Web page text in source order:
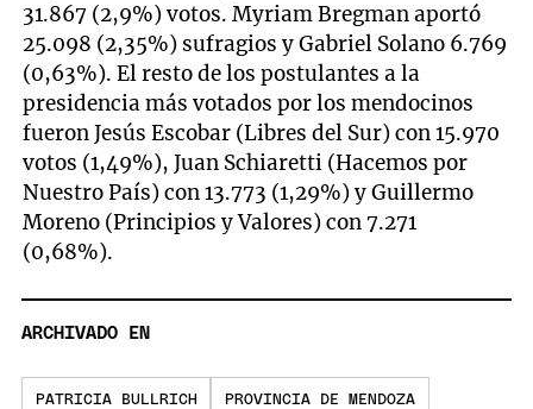
31.867 (2,9%) votos. Myriam Bregman aportó
25.098 (2,35%) sufragios y Gabriel Solano 6.769
(0,63%). El resto de los postulantes a la
presidencia más votados por los mendocinos
fueron Jesús Escobar (Libres del Sur) con 15.970
votos (1,49%), Juan Schiaretti (Hacemos por
Nuestro País) con 13.773 (1,29%) y Guillermo
Moreno (Principios y Valores) con 7.271
(0,68%).
ARCHIVADO EN
PATRICIA BULLRICH PROVINCIA DE MENDOZA